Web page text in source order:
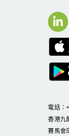
電話：
香港九
賽馬會